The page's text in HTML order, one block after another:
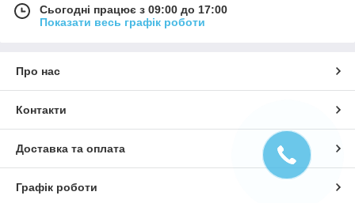
Сьогодні працює з 09:00 до 17:00
Показати весь графік роботи
Про нас
Контакти
Доставка та оплата
Графік роботи